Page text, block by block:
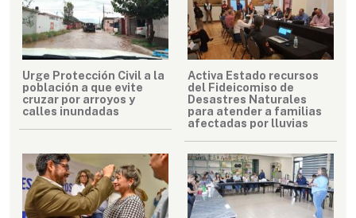
Urge Protección Civil a la
población a que evite
cruzar por arroyos y
calles inundadas
Activa Estado recursos
del Fideicomiso de
Desastres Naturales
para atender a familias
afectadas por lluvias